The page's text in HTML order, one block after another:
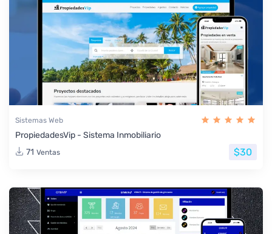
Sistemas Web
PropiedadesVip - Sistema Inmobiliario
71 Ventas $30